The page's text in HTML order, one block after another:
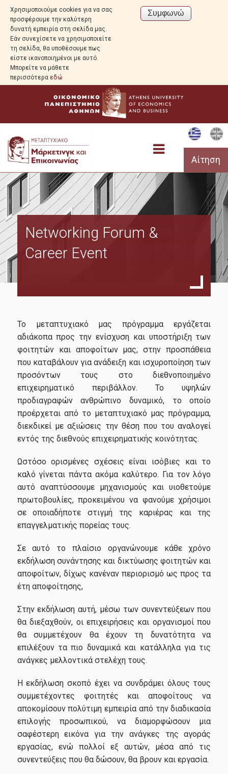
Χρησιμοποιούμε cookies για να σας
προσφέρουμε την καλύτερη
δυνατή εμπειρία στη σελίδα μας.
Εάν συνεχίσετε να χρησιμοποιείτε
τη σελίδα, θα υποθέσουμε πως
είστε ικανοποιημένοι με αυτό.
Μπορείτε να μάθετε
περισσότερα εδώ
Αίτηση
Σπουδές
Κανονισμός Σπουδών από ακαδ.έτος 2024-2025
Κανονισμός Σπουδών έως και ακαδ.έτος 2023-2024
Οδηγός Σπουδών
Οδηγός διπλωματικής εργασίας
Κωδικας Δεοντολογίας & Καλής Πρακτικής ΟΠΑ
Πολιτική Ποιότητας
Φόρμα Υποβολής Παραπόνων και Διαχείρισης Ενστάσεων
Φοιτητών/τριών
ΜΟΔΙΠ
Γραφείο Υποστήριξης Φοιτητών & Αποφοίτων
Network Forum & Career Event
Career Event 2024-2025
Υπηρεσία δημοσιοποίηση θέσεων εργασίας
Υπηρεσίες & Υποδομές
Ηλεκτρονικές Υπηρεσίες Πανεπιστημίου
Networking Forum &
Career Event
Το μεταπτυχιακό μας πρόγραμμα εργάζεται
αδιάκοπα προς την ενίσχυση και υποστήριξη των
φοιτητών και αποφοίτων μας, στην προσπάθεια
που καταβάλουν για ανάδειξη και ισχυροποίηση των
προσόντων τους στο διεθνοποιημένο
επιχειρηματικό περιβάλλον. Το υψηλών
προδιαγραφών ανθρώπινο δυναμικό, το οποίο
προέρχεται από το μεταπτυχιακό μας πρόγραμμα,
διεκδικεί με αξιώσεις την θέση που του αναλογεί
εντός της διεθνούς επιχειρηματικής κοινότητας.
Ωστόσο ορισμένες σχέσεις είναι ισόβιες και το
καλό γίνεται πάντα ακόμα καλύτερο. Για τον λόγο
αυτό αναπτύσσουμε μηχανισμούς και υιοθετούμε
πρωτοβουλίες, προκειμένου να φανούμε χρήσιμοι
σε οποιαδήποτε στιγμή της καριέρας και της
επαγγελματικής πορείας τους.
Σε αυτό το πλαίσιο οργανώνουμε κάθε χρόνο
εκδήλωση συνάντησης και δικτύωσης φοιτητών και
αποφοίτων, δίχως κανέναν περιορισμό ως προς τα
έτη αποφοίτησης,
Στην εκδήλωση αυτή, μέσω των συνεντεύξεων που
θα διεξαχθούν, οι επιχειρήσεις και οργανισμοί που
θα συμμετέχουν θα έχουν τη δυνατότητα να
επιλέξουν τα πιο δυναμικά και κατάλληλα για τις
ανάγκες μελλοντικά στελέχη τους.
Η εκδήλωση σκοπό έχει να συνδράμει όλους τους
συμμετέχοντες φοιτητές και αποφοίτους να
αποκομίσουν πολύτιμη εμπειρία από την διαδικασία
επιλογής προσωπικού, να διαμορφώσουν μια
σαφέστερη εικόνα για την ανάγκες της αγοράς
εργασίας, ενώ πολλοί εξ αυτών, μέσα από τις
συνεντεύξεις που θα δώσουν, θα βρουν και εργασία.